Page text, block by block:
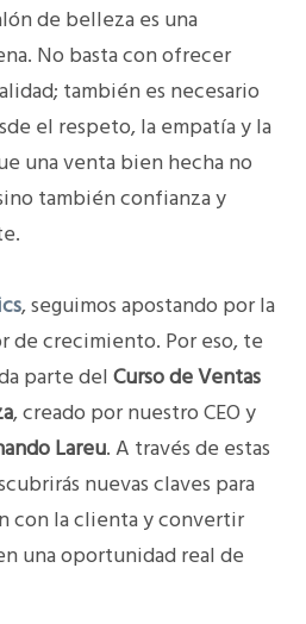
de belleza es una
No basta con ofrecer
también es necesario
el respeto, la empatía y la
una venta bien hecha no
también confianza y
, seguimos apostando por la
de crecimiento. Por eso, te
parte delCurso de Ventas
, creado por nuestro CEO y
Lareu. A través de estas
nuevas claves para
con la clienta y convertir
una oportunidad real de